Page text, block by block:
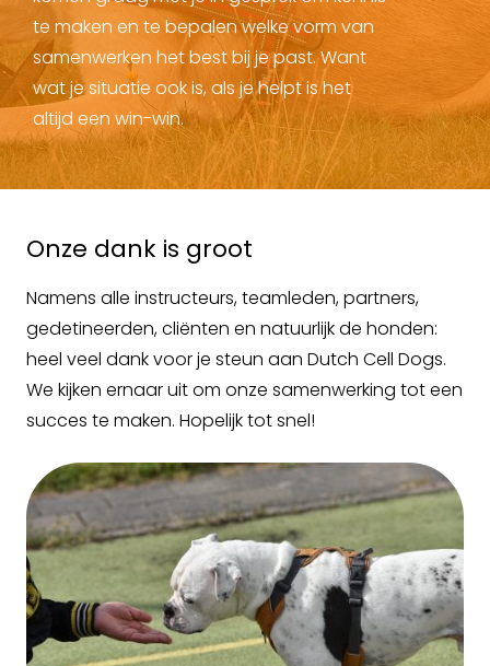
te maken en te bepalen welke vorm van
samenwerken het best bij je past. Want
wat je situatie ook is, als je helpt is het
altijd een win-win.
Onze dank is groot
Namens alle instructeurs, teamleden, partners,
gedetineerden, cliënten en natuurlijk de honden:
heel veel dank voor je steun aan Dutch Cell Dogs.
We kijken ernaar uit om onze samenwerking tot een
succes te maken. Hopelijk tot snel!